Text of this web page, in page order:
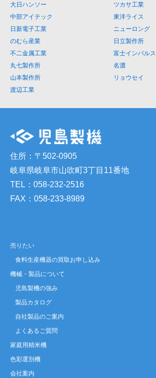
大日ハンソー
ツカサ工業
中部アイテック
東洋ライス
日新電子工業
ニューロング
のむら産業
日立製作所
不二金属工業
富士インパルス
丸七製作所
名濃
山本製作所
リョウセイ
渡辺工業
住所：〒502-0905
岐阜県岐阜市山吹町3丁目11番地
TEL：058-232-2516
FAX：058-233-8989
売りたい
食料生産機器の買取お申し込み
機械・製品について
児島製機の強み
製品カタログ
自社製品のご案内
よくあるご質問
家庭用精米機
色彩選別機
会社案内